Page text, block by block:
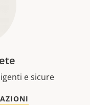
e sicure